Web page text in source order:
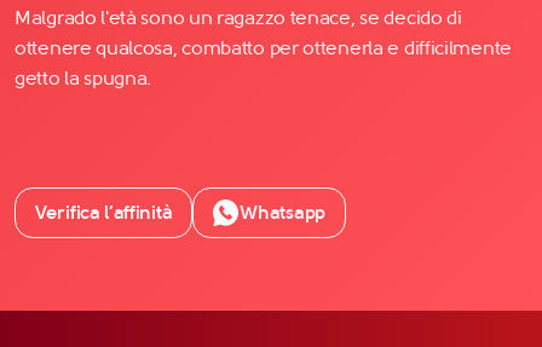
Malgrado l'età sono un ragazzo tenace, se decido di
ottenere qualcosa, combatto per ottenerla e difficilmente
getto la spugna.
Verifica l’affinità Whatsapp